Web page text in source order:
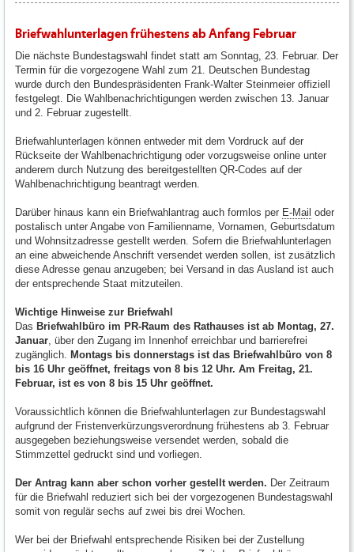
Briefwahlunterlagen frühestens ab Anfang Februar
Die nächste Bundestagswahl findet statt am Sonntag, 23. Februar. Der
Termin für die vorgezogene Wahl zum 21. Deutschen Bundestag
wurde durch den Bundespräsidenten Frank-Walter Steinmeier offiziell
festgelegt. Die Wahlbenachrichtigungen werden zwischen 13. Januar
und 2. Februar zugestellt.
Briefwahlunterlagen können entweder mit dem Vordruck auf der
Rückseite der Wahlbenachrichtigung oder vorzugsweise online unter
anderem durch Nutzung des bereitgestellten QR-Codes auf der
Wahlbenachrichtigung beantragt werden.
Darüber hinaus kann ein Briefwahlantrag auch formlos per E-Mail oder
postalisch unter Angabe von Familienname, Vornamen, Geburtsdatum
und Wohnsitzadresse gestellt werden. Sofern die Briefwahlunterlagen
an eine abweichende Anschrift versendet werden sollen, ist zusätzlich
diese Adresse genau anzugeben; bei Versand in das Ausland ist auch
der entsprechende Staat mitzuteilen.
Wichtige Hinweise zur Briefwahl
Das Briefwahlbüro im PR-Raum des Rathauses ist ab Montag, 27.
Januar , über den Zugang im Innenhof erreichbar und barrierefrei
zugänglich. Montags bis donnerstags ist das Briefwahlbüro von 8
bis 16 Uhr geöffnet, freitags von 8 bis 12 Uhr. Am Freitag, 21.
Februar, ist es von 8 bis 15 Uhr geöffnet.
Voraussichtlich können die Briefwahlunterlagen zur Bundestagswahl
aufgrund der Fristenverkürzungsverordnung frühestens ab 3. Februar
ausgegeben beziehungsweise versendet werden, sobald die
Stimmzettel gedruckt sind und vorliegen.
Der Antrag kann aber schon vorher gestellt werden. Der Zeitraum
für die Briefwahl reduziert sich bei der vorgezogenen Bundestagswahl
somit von regulär sechs auf zwei bis drei Wochen.
Wer bei der Briefwahl entsprechende Risiken bei der Zustellung